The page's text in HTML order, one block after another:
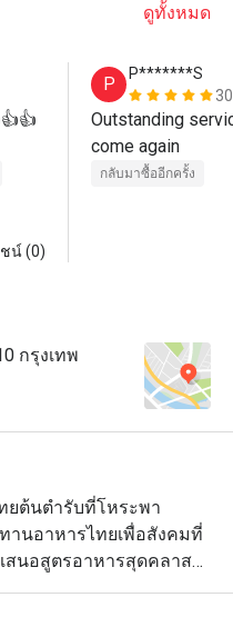
ดูทั้งหมด
น์ (0)
P
P*******S
Outstanding
come again
กลับมาซื้ออีกครั้ง
กรุงเทพ
ยต้นตำรับที่โหระพา
านอาหารไทยเพื่อสังคมที่
สนอสูตรอาหารสุดคลาส